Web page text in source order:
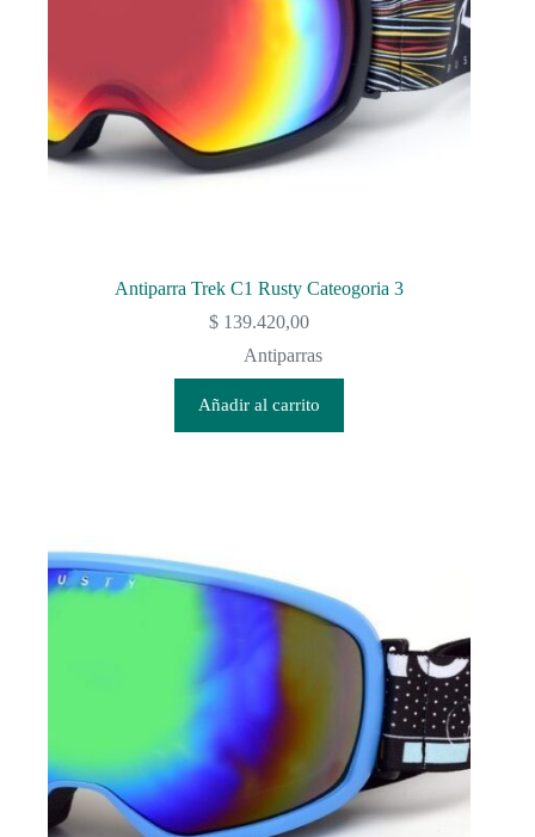
Antiparra Trek C1 Rusty Cateogoria 3
$ 139.420,00
Antiparras
Añadir al carrito